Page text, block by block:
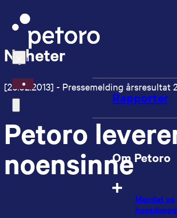
EN
Rapporter
Om Petoro
Mandat og
Nyheter
[26.02.2013] - Pressemelding årsresultat
Petoro
noensinne